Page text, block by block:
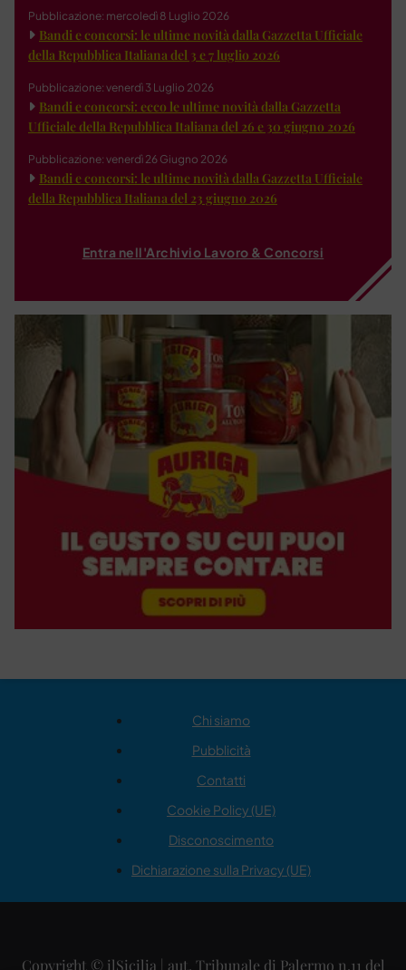
Pubblicazione: mercoledì 8 Luglio 2026
Bandi e concorsi: le ultime novità dalla Gazzetta Ufficiale
della Repubblica Italiana del 3 e 7 luglio 2026
Pubblicazione: venerdì 3 Luglio 2026
Bandi e concorsi: ecco le ultime novità dalla Gazzetta
Ufficiale della Repubblica Italiana del 26 e 30 giugno 2026
Pubblicazione: venerdì 26 Giugno 2026
Bandi e concorsi: le ultime novità dalla Gazzetta Ufficiale
della Repubblica Italiana del 23 giugno 2026
Entra nell'Archivio Lavoro & Concorsi
Chi siamo
Pubblicità
Contatti
Cookie Policy (UE)
Disconoscimento
Dichiarazione sulla Privacy (UE)
Copyright © ilSicilia | aut. Tribunale di Palermo n.11 del